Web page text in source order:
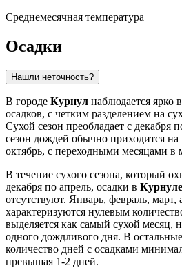
Среднемесячная температура
Осадки
Нашли неточность?
В городе Курнул наблюдается ярко
осадков, с четким разделением на
Сухой сезон преобладает с декабря
сезон дождей обычно приходится
октябрь, с переходными месяцами в
В течение сухого сезона, который
декабря по апрель, осадки в Курнуле
отсутствуют. Январь, февраль, март,
характеризуются нулевым
выделяется как самый сухой месяц,
одного дождливого дня. В
количество дней с осадками
превышая 1-2 дней.